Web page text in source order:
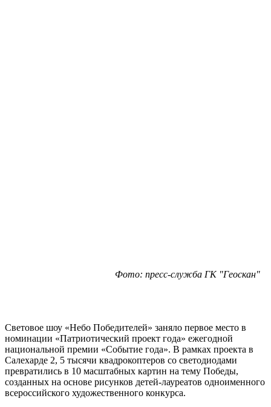
Фото: пресс-служба ГК "Геоскан"
Световое шоу «Небо Победителей» заняло первое место в
номинации «Патриотический проект года» ежегодной
национальной премии «Событие года». В рамках проекта в
Салехарде 2, 5 тысячи квадрокоптеров со светодиодами
превратились в 10 масштабных картин на тему Победы,
созданных на основе рисунков детей-лауреатов одноименного
всероссийского художественного конкурса.